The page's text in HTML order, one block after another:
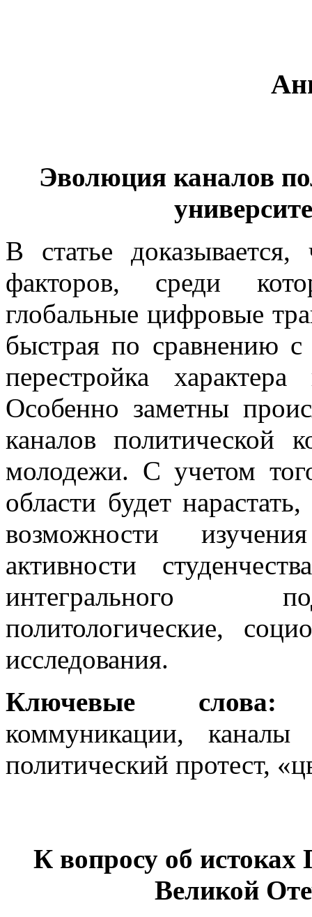
Эволюция каналов
В статье
факторов, среди
глобальные цифровые
быстрая по сравнению
перестройка
Особенно заметны
каналов политической
молодежи. С учетом
области будет
возможности
активности
интегрального
политологические,
исследования.
Ключевые
коммуникации, каналы
политический протест,
К вопросу об истоках
Великой